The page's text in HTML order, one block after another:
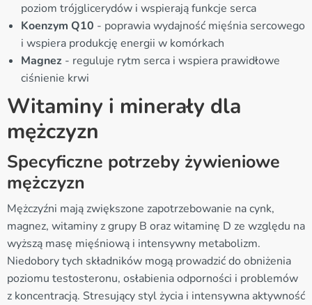
poziom trójglicerydów i wspierają funkcje serca
Koenzym Q10 - poprawia wydajność mięśnia sercowego
i wspiera produkcję energii w komórkach
Magnez - reguluje rytm serca i wspiera prawidłowe
ciśnienie krwi
Witaminy i minerały dla
mężczyzn
Specyficzne potrzeby żywieniowe
mężczyzn
Mężczyźni mają zwiększone zapotrzebowanie na cynk,
magnez, witaminy z grupy B oraz witaminę D ze względu na
wyższą masę mięśniową i intensywny metabolizm.
Niedobory tych składników mogą prowadzić do obniżenia
poziomu testosteronu, osłabienia odporności i problemów
z koncentracją. Stresujący styl życia i intensywna aktywność